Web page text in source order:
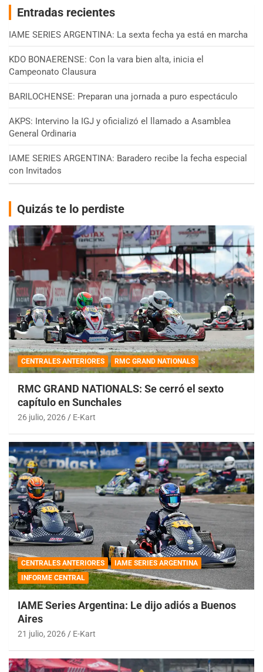
Entradas recientes
IAME SERIES ARGENTINA: La sexta fecha ya está en marcha
KDO BONAERENSE: Con la vara bien alta, inicia el
Campeonato Clausura
BARILOCHENSE: Preparan una jornada a puro espectáculo
AKPS: Intervino la IGJ y oficializó el llamado a Asamblea
General Ordinaria
IAME SERIES ARGENTINA: Baradero recibe la fecha especial
con Invitados
Quizás te lo perdiste
CENTRALES ANTERIORES RMC GRAND NATIONALS
RMC GRAND NATIONALS: Se cerró el sexto
capítulo en Sunchales
26 julio, 2026 E-Kart
CENTRALES ANTERIORES
IAME SERIES ARGENTINA
INFORME CENTRAL
IAME Series Argentina: Le dijo adiós a Buenos
Aires
21 julio, 2026 E-Kart